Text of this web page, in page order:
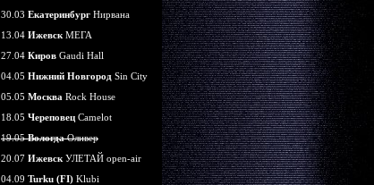
30.03 Екатеринбург Нирвана
13.04 Ижевск МЕГА
27.04 Киров Gaudi Hall
04.05 Нижний Новгород Sin City
05.05 Москва Rock House
18.05 Череповец Camelot
19.05ВологдаОливер
20.07 Ижевск УЛЕТАЙ open-air
04.09 Turku (FI) Klubi